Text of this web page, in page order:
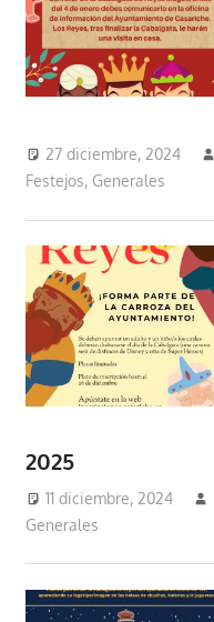
27 diciembre, 2024
Festejos, Generales
2025
11 diciembre, 2024
Generales